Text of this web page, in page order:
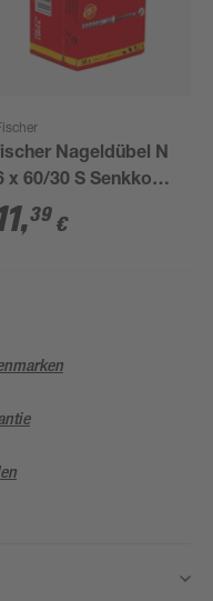
Nageldübel N
x 60/30 S Senkkopf
Stück
,39 €